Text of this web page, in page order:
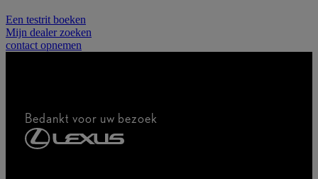
Een testrit boeken
Mijn dealer zoeken
contact opnemen
Bedankt voor uw bezoek